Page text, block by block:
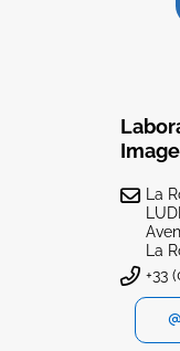
La
La
+33